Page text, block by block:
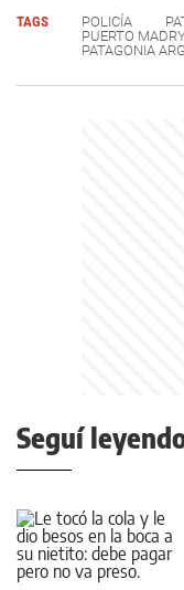
TAGS POLICÍA
PUERTO
PATAGONIA
Seguí